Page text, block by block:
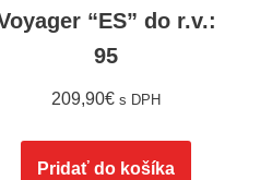
“ES” do r.v.:
95
209,90€ s DPH
Pridať do košíka